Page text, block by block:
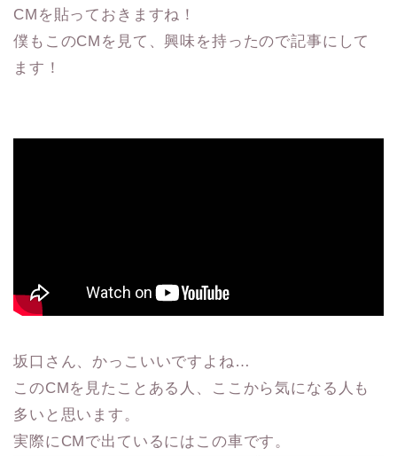
CMを貼っておきますね！
僕もこのCMを見て、興味を持ったので記事にして
ます！
坂口さん、かっこいいですよね…
このCMを見たことある人、ここから気になる人も
多いと思います。
実際にCMで出ているにはこの車です。